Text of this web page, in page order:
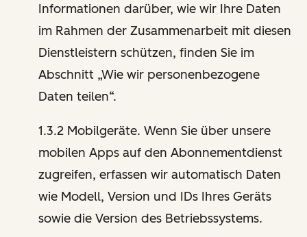
Informationen darüber, wie wir Ihre Daten
im Rahmen der Zusammenarbeit mit diesen
Dienstleistern schützen, finden Sie im
Abschnitt „Wie wir personenbezogene
Daten teilen“.
1.3.2 Mobilgeräte. Wenn Sie über unsere
mobilen Apps auf den Abonnementdienst
zugreifen, erfassen wir automatisch Daten
wie Modell, Version und IDs Ihres Geräts
sowie die Version des Betriebssystems.